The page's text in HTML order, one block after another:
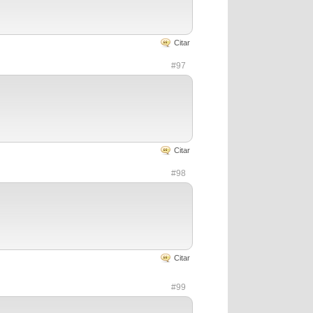
Citar
#97
Citar
#98
Citar
#99